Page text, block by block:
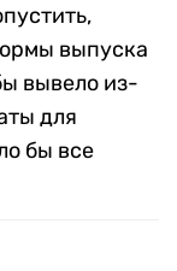
выпуска
вывело из-
для
бы все